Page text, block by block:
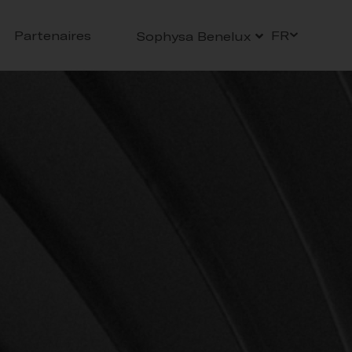
Partenaires Sophysa Benelux FR